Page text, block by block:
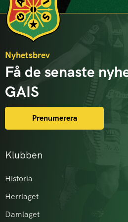
Klubben
Historia
Herrlaget
Damlaget
Nyhetsbrev
Få de senaste
GAIS
Prenumerera